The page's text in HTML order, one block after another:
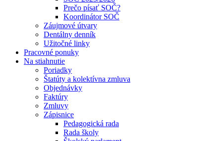
Prečo písať SOČ?
Koordinátor SOČ
Záujmové útvary
Dentálny denník
Užitočné linky
Pracovné ponuky
Na stiahnutie
Poriadky
Štatúty a kolektívna zmluva
Objednávky
Faktúry
Zmluvy
Zápisnice
Pedagogická rada
Rada školy